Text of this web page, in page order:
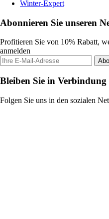
Winter-Expert
Abonnieren Sie unseren
Profitieren Sie von 10% Rabatt,
anmelden
Bleiben Sie in Verbindung
Folgen Sie uns in den sozialen